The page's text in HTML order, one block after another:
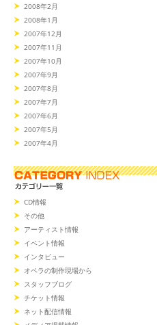
2008年2月
2008年1月
2007年12月
2007年11月
2007年10月
2007年9月
2007年8月
2007年7月
2007年6月
2007年5月
2007年4月
CD情報
その他
アーティスト情報
イベント情報
インタビュー
オペラの制作現場から
スタッフブログ
チケット情報
ネット配信情報